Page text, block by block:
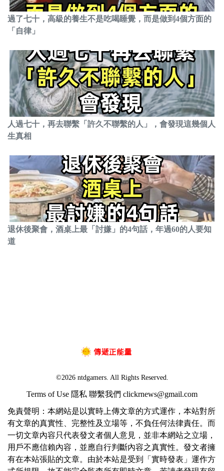
過了七十，高級的養生不是吃喝睡覺，而是做到4個方面的
「自律」
人過七十，再去聯繫「許久不聯繫的人」，會發現這幾個人
生真相
退休後聚會，酒桌上最「討嫌」的4句話，年過60的人要知
道
©2026 ntdgamers. All Rights Reserved.
Terms of Use 隱私 聯繫我們 clickrnews@gmail.com
免責聲明：本網站是以實時上傳文章的方式運作，本站對所
有文章的真實性、完整性及立場等，不負任何法律責任。而
一切文章內容只代表發文者個人意見，並非本網站之立場，
用戶不應信賴內容，並應自行判斷內容之真實性。發文者擁
有在本站張貼的文章。由於本站是受到「實時發表」運作方